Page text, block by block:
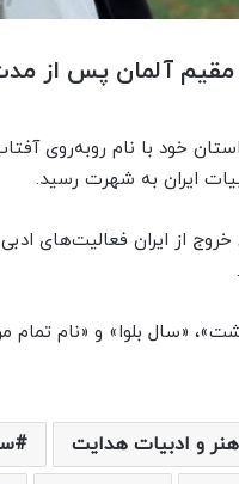
آلمان پس از
از ایران فعالیت‌های
«سال بلوا» و «نام تمام
و ادبیات هدایت